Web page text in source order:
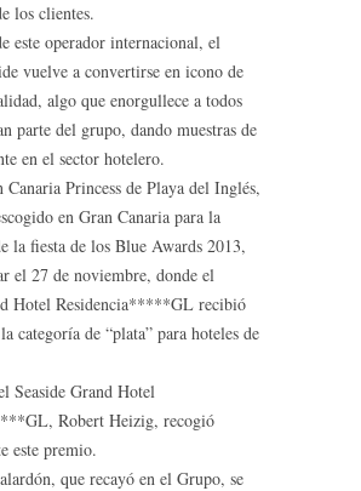
los clientes.
este operador internacional, el
vuelve a convertirse en icono de
algo que enorgullece a todos
parte del grupo, dando muestras de
en el sector hotelero.
Princess de Playa del Inglés,
en Gran Canaria para la
la fiesta de los Blue Awards 2013,
el 27 de noviembre, donde el
Hotel Residencia*****GL recibió
categoría de “plata” para hoteles de
Seaside Grand Hotel
Robert Heizig, recogió
este premio.
que recayó en el Grupo, se